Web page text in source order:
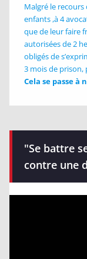
Malgré le
enfants ,à 4
que de leur faire
autorisées de 2
obligés de
3 mois de
Cela se passe
"Se battre
contre une